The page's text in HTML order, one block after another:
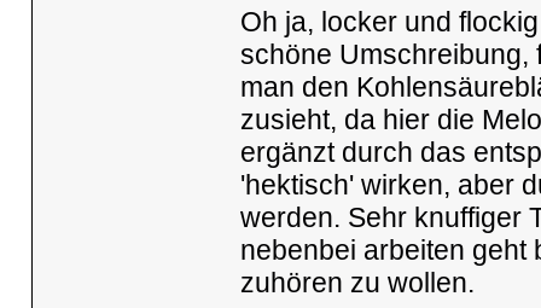
Oh ja, locker und
schöne Umschreibung,
man den
zusieht, da hier die
ergänzt durch das
'hektisch' wirken, aber
werden. Sehr knuffiger
nebenbei arbeiten geht
zuhören zu wollen.